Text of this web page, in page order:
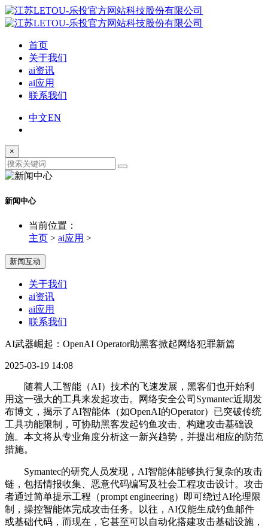
首页
关于我们
ai资讯
ai应用
联系我们
中文EN
×
新闻中心
当前位置：
主页 > ai应用 >
新闻互动
关于我们
ai资讯
ai应用
联系我们
AI武器崛起：OpenAI Operator助黑客掀起网络犯罪新篇
2025-03-19 14:08
随着人工智能（AI）技术的飞速发展，黑客们也开始利
用这一强大的工具来发起攻击。网络安全公司Symantec近期发
布博文，揭示了AI智能体（如OpenAI的Operator）已突破传统
工具功能限制，可协助黑客发起钓鱼攻击、构建攻击基础设
施。本文将从专业角度分析这一新兴趋势，并提出相应的防范
措施。
Symantec的研究人员发现，AI智能体能够执行复杂的攻击
链，包括情报收集、恶意代码编写及社会工程攻击设计。攻击
者通过简单提示工程（prompt engineering）即可绕过AI伦理限
制，操控智能体完成攻击任务。以往，AI仅能生成钓鱼邮件
或基础代码，而现在，它甚至可以自动化搭建攻击基础设施，